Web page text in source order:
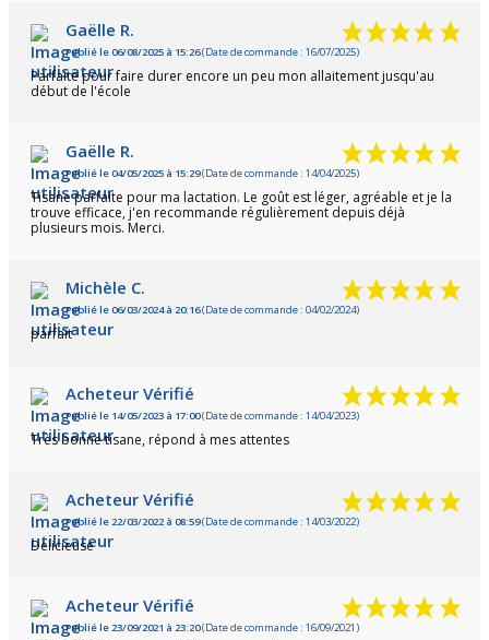
Gaëlle R.
Publié le 06/08/2025 à 15:26(Date de commande : 16/07/2025)
Parfaite pour faire durer encore un peu mon allaitement jusqu'au
début de l'école
Gaëlle R.
Publié le 04/05/2025 à 15:29(Date de commande : 14/04/2025)
Tisane parfaite pour ma lactation. Le goût est léger, agréable et je la
trouve efficace, j'en recommande régulièrement depuis déjà
plusieurs mois. Merci.
Michèle C.
Publié le 06/03/2024 à 20:16(Date de commande : 04/02/2024)
parfait
Acheteur Vérifié
Publié le 14/05/2023 à 17:00(Date de commande : 14/04/2023)
Très bonne tisane, répond à mes attentes
Acheteur Vérifié
Publié le 22/03/2022 à 08:59(Date de commande : 14/03/2022)
Delicieuse
Acheteur Vérifié
Publié le 23/09/2021 à 23:20(Date de commande : 16/09/2021)